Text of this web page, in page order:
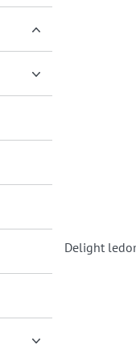
Delight